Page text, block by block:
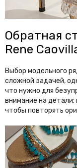
Nanushka
New Balance
O
Off White
P
Palm Angels
Обратная
Rene
Выбор модельного
сложной задачей,
что нужно для
внимание на
чтобы повторять